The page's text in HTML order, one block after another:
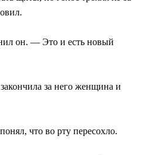
он. ― Это и есть новый
за него женщина и
что во рту пересохло.